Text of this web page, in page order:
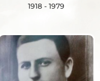
1918 - 1979